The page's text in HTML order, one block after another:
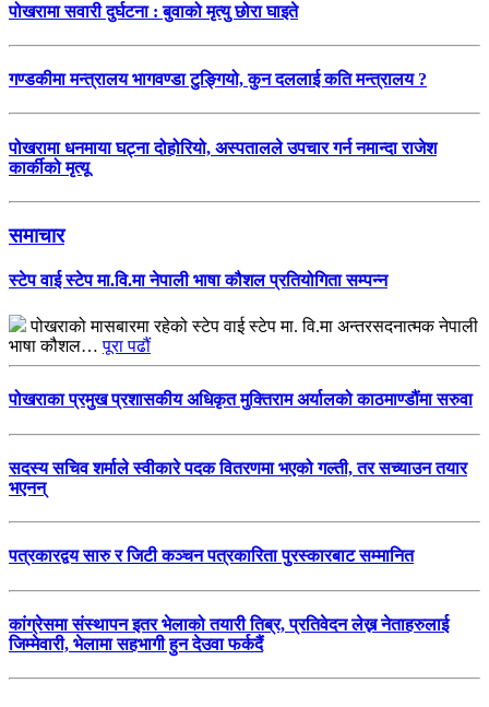
पोखरामा सवारी दुर्घटना : बुवाको मृत्यु छोरा घाइते
गण्डकीमा मन्त्रालय भागवण्डा टुङ्गियो, कुन दललाई कति मन्त्रालय ?
पोखरामा धनमाया घट्ना दोहोरियो, अस्पतालले उपचार गर्न नमान्दा राजेश
कार्कीको मृत्यू
समाचार
स्टेप वाई स्टेप मा.वि.मा नेपाली भाषा कौशल प्रतियोगिता सम्पन्न
पोखराको मासबारमा रहेको स्टेप वाई स्टेप मा. वि.मा अन्तरसदनात्मक नेपाली
भाषा कौशल…पूरा पढौं
पोखराका प्रमुख प्रशासकीय अधिकृत मुक्तिराम अर्यालको काठमाण्डौंमा सरुवा
सदस्य सचिव शर्माले स्वीकारे पदक वितरणमा भएको गल्ती, तर सच्याउन तयार
भएनन्
पत्रकारद्वय सारु र जिटी कञ्चन पत्रकारिता पुरस्कारबाट सम्मानित
कांग्रेसमा संस्थापन इतर भेलाको तयारी तिब्र, प्रतिवेदन लेख्न नेताहरुलाई
जिम्मेवारी, भेलामा सहभागी हुन देउवा फर्कदैं